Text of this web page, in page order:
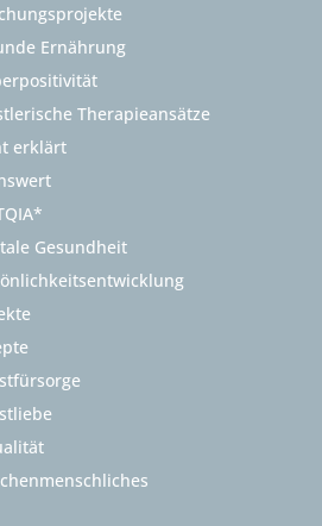
Ernährung
Therapieansätze
erklärt
Gesundheit